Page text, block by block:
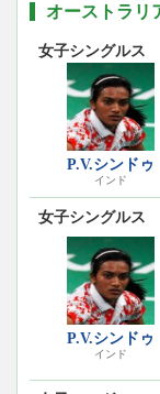
オーストラリ
女子シングルス
P.V.シンドゥ
インド
女子シングルス
P.V.シンドゥ
インド